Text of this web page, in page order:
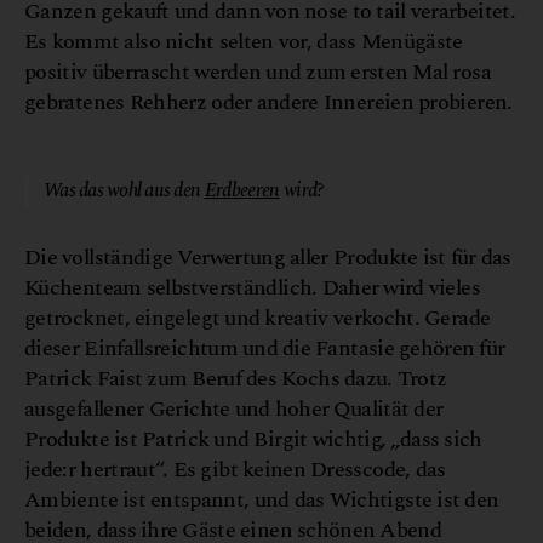
Ganzen gekauft und dann von nose to tail verarbeitet.
Es kommt also nicht selten vor, dass Menügäste
positiv überrascht werden und zum ersten Mal rosa
gebratenes Rehherz oder andere Innereien probieren.
Was das wohl aus den Erdbeerenwird?
Die vollständige Verwertung aller Produkte ist für das
Küchenteam selbstverständlich. Daher wird vieles
getrocknet, eingelegt und kreativ verkocht. Gerade
dieser Einfallsreichtum und die Fantasie gehören für
Patrick Faist zum Beruf des Kochs dazu. Trotz
ausgefallener Gerichte und hoher Qualität der
Produkte ist Patrick und Birgit wichtig, „dass sich
jede:r hertraut“. Es gibt keinen Dresscode, das
Ambiente ist entspannt, und das Wichtigste ist den
beiden, dass ihre Gäste einen schönen Abend